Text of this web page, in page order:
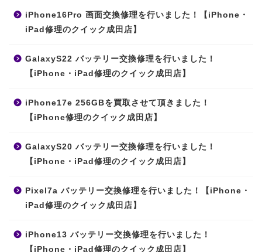
iPhone16Pro 画面交換修理を行いました！【iPhone・
iPad修理のクイック成田店】
GalaxyS22 バッテリー交換修理を行いました！
【iPhone・iPad修理のクイック成田店】
iPhone17e 256GBを買取させて頂きました！
【iPhone修理のクイック成田店】
GalaxyS20 バッテリー交換修理を行いました！
【iPhone・iPad修理のクイック成田店】
Pixel7a バッテリー交換修理を行いました！【iPhone・
iPad修理のクイック成田店】
iPhone13 バッテリー交換修理を行いました！
【iPhone・iPad修理のクイック成田店】